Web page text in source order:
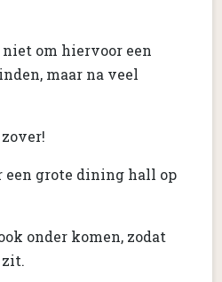
om hiervoor een
maar na veel
grote dining hall op
onder komen, zodat
zit.